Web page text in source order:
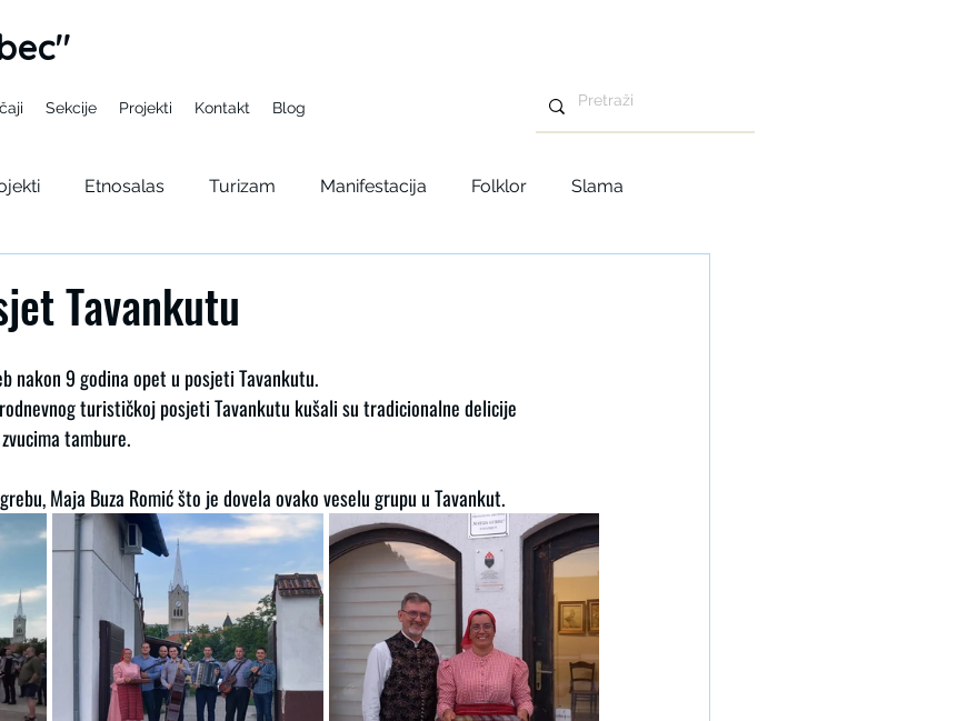
Sekcije Projekti Kontakt Blog
Etnosalas Turizam Manifestacija Folklor Slama
Tavankutu
nakon 9 godina opet u posjeti Tavankutu.
turističkoj posjeti Tavankutu kušali su tradicionalne delicije
tambure.
Maja Buza Romić što je dovela ovako veselu grupu u Tavankut.